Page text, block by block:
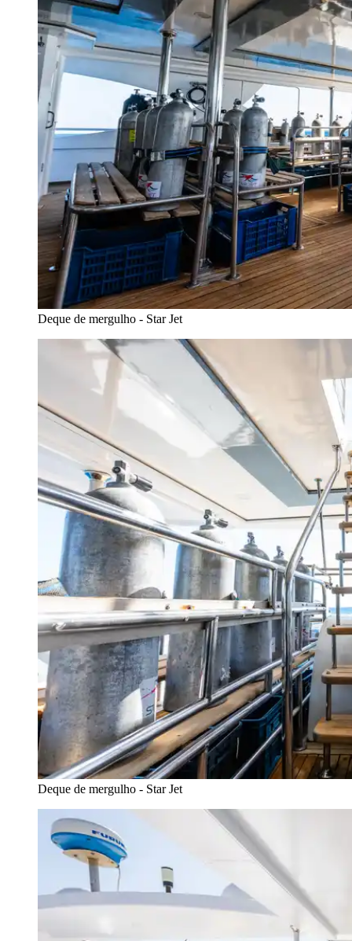
Deque de mergulho - Star Jet
Deque de mergulho - Star Jet